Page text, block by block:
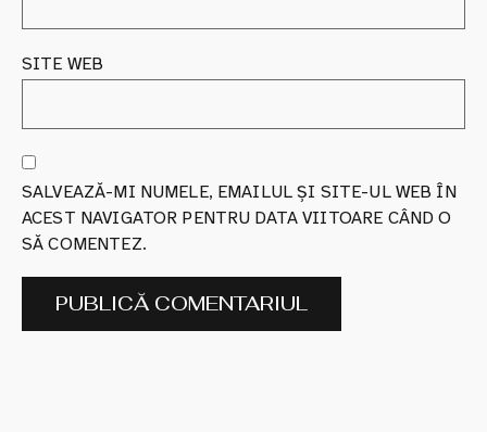
SITE WEB
SALVEAZĂ-MI NUMELE, EMAILUL ȘI SITE-UL WEB ÎN
ACEST NAVIGATOR PENTRU DATA VIITOARE CÂND O
SĂ COMENTEZ.